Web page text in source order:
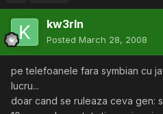
kw3rln
Posted March 28, 2008
pe telefoanele fara symbian cu
lucru...
doar cand se ruleaza ceva gen: